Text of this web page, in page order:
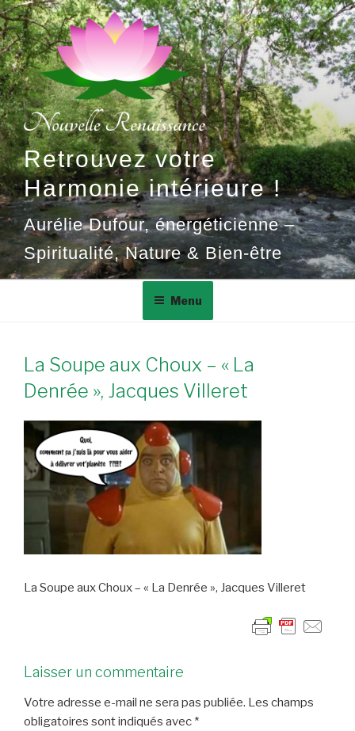
Aller
au
contenu
principal
Retrouvez votre
Harmonie intérieure !
Aurélie Dufour, énergéticienne –
Spiritualité, Nature & Bien-être
Menu
La Soupe aux Choux – « La
Denrée », Jacques Villeret
La Soupe aux Choux – « La Denrée », Jacques Villeret
Laisser un commentaire
Votre adresse e-mail ne sera pas publiée. Les champs
obligatoires sont indiqués avec *